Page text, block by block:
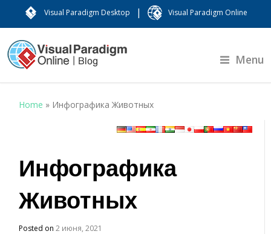
Visual Paradigm Desktop | Visual Paradigm Online
Menu
Home » Инфографика Животных
Инфографика
Животных
Posted on2 июня, 2021